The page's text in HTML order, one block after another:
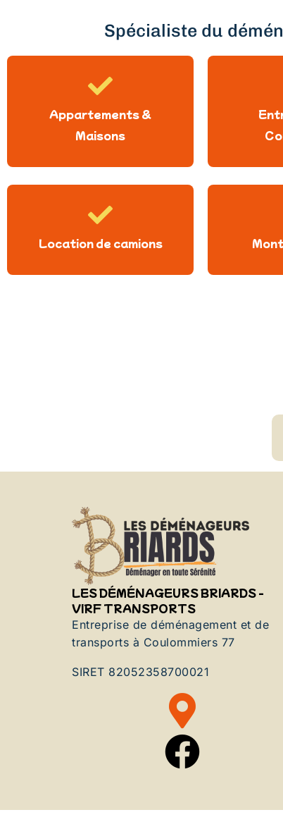
Spécialiste du
Appartements &
Maisons
Location de camions
LES DÉMÉNAGEURS BRIARDS -
VIRF TRANSPORTS
Entreprise de déménagement et de
transports à Coulommiers 77
SIRET 82052358700021